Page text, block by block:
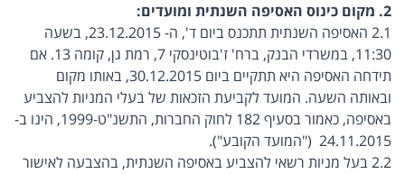
2. מקום כינוס האסיפה השנתית ומועדים:
2.1 האסיפה השנתית תתכנס ביום ד', ה- 23.12.2015, בשעה
11:30, במשרדי הבנק, ברח' ז'בוטינסקי 7, רמת גן, קומה 13. אם
תידחה האסיפה היא תתקיים ביום 30.12.2015, באותו מקום
ובאותה השעה. המועד לקביעת הזכאות של בעלי המניות להצביע
באסיפה, כאמור בסעיף 182 לחוק החברות, התשנ"ט-1999, הינו ב-
24.11.2015 ("המועד הקובע").
2.2 בעל מניות רשאי להצביע באסיפה השנתית, בהצבעה לאישור